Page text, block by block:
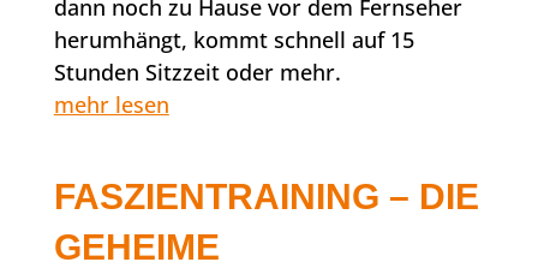
dann noch zu Hause vor dem Fernseher
herumhängt, kommt schnell auf 15
Stunden Sitzzeit oder mehr.
mehr lesen
FASZIENTRAINING – DIE
GEHEIME